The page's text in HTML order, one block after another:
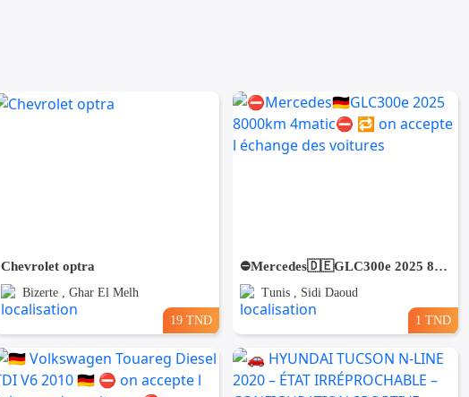
Chevrolet optra
Bizerte , Ghar El Melh
19 TND
⛔️Mercedes🇩🇪GLC300e 2025 8000km 4matic⛔️ 🔁 on accepte l échange des voitures
Tunis , Sidi Daoud
1 TND